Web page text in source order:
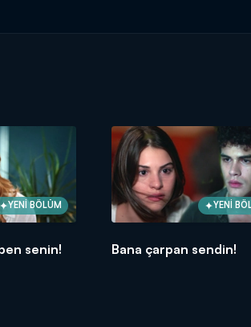
Gece arasında tansiyon yükseliyor.
YENİ BÖLÜM
senin!
YENİ
Bana çarpan sendin!